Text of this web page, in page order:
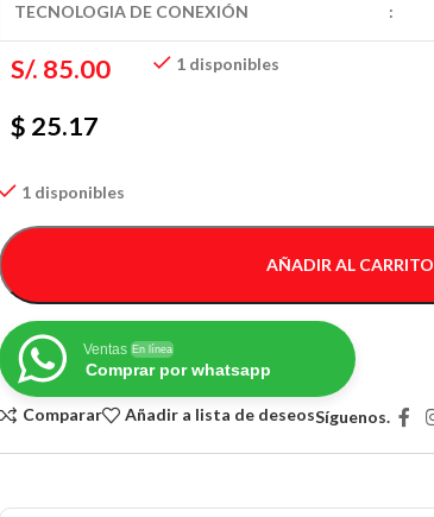
TECNOLOGIA DE CONEXIÓN :
S/. 85.00
$ 25.17
1 disponibles
1 disponibles
AÑADIR AL CARRITO
Ventas En línea
Comprar por whatsapp
Comparar Añadir a lista de deseosSíguenos.